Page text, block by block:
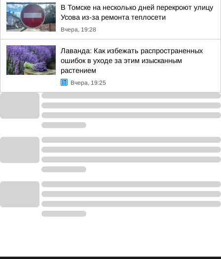
В Томске на несколько дней перекроют улицу
Усова из-за ремонта теплосети
Вчера, 19:28
Лаванда: Как избежать распространенных
ошибок в уходе за этим изысканным
растением
Вчера, 19:25